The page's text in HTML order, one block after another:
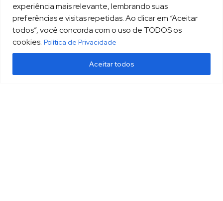
experiência mais relevante, lembrando suas
preferências e visitas repetidas. Ao clicar em “Aceitar
todos”, você concorda com o uso de TODOS os
cookies. Política de Privacidade
Aceitar todos